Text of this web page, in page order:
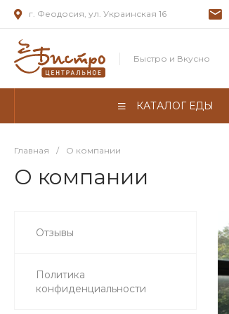
г. Феодосия, ул. Украинская 16
Быстро и Вкусно
КАТАЛОГ ЕДЫ
Главная / О компании
О компании
Отзывы
Политика
конфиденциальности